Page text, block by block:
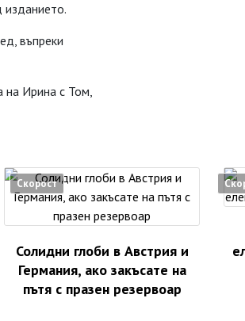
изданието.
въпреки
на Ирина с Том,
Скорост
Солидни глоби в Австрия и
Германия, ако закъсате на
пътя с празен резервоар